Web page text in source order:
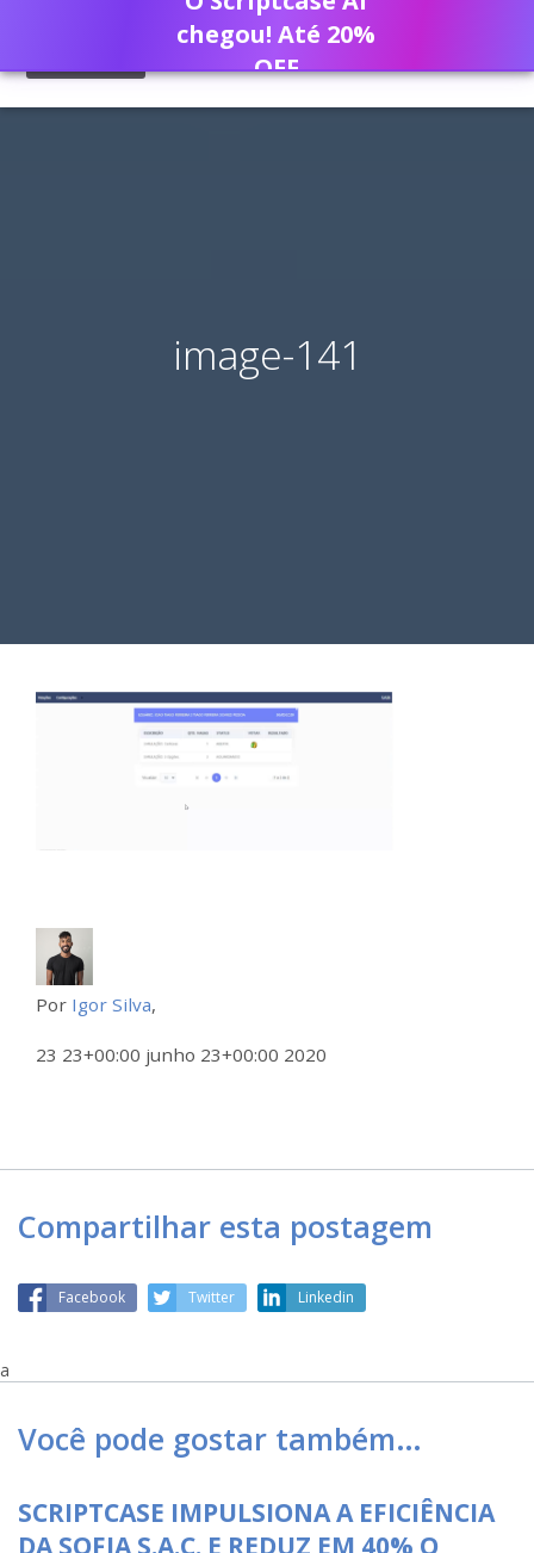
image-141
Por Igor Silva,
23 23+00:00 junho 23+00:00 2020
Compartilhar esta postagem
Facebook Twitter Linkedin
a
Você pode gostar também…
SCRIPTCASE IMPULSIONA A EFICIÊNCIA
DA SOFIA S.A.C. E REDUZ EM 40% O
chegou! Até 20%
OFF